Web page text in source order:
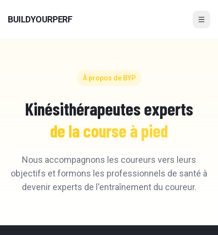
BUILDYOURPERF
À propos de BYP
Kinésithérapeutes experts
de la course à pied
Nous accompagnons les coureurs vers leurs
objectifs et formons les professionnels de santé à
devenir experts de l'entraînement du coureur.